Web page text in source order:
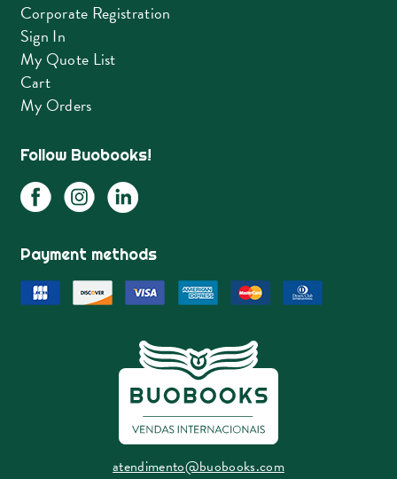
Corporate Registration
Sign In
My Quote List
Cart
My Orders
Follow Buobooks!
Payment methods
atendimento@buobooks.com